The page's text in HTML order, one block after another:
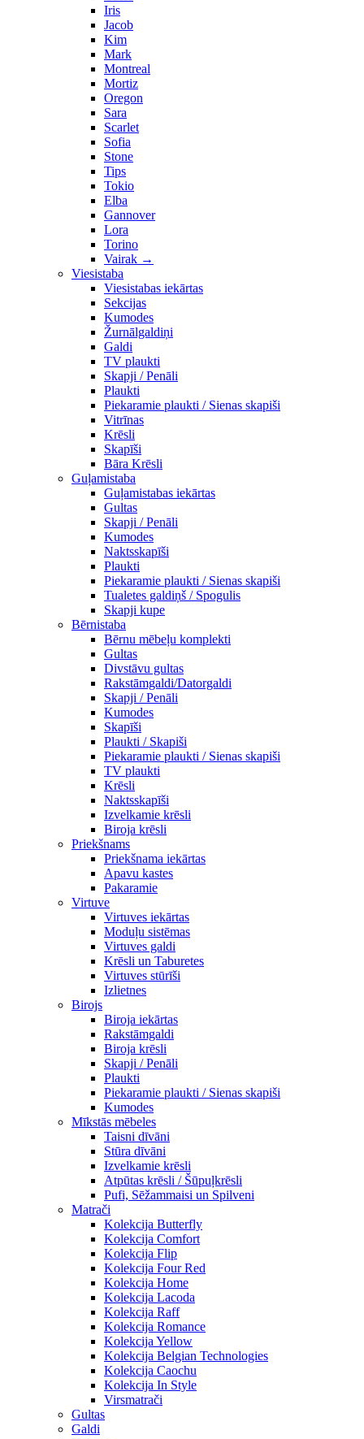
Iris
Jacob
Kim
Mark
Montreal
Mortiz
Oregon
Sara
Scarlet
Sofia
Stone
Tips
Tokio
Elba
Gannover
Lora
Torino
Vairak →
Viesistaba
Viesistabas iekārtas
Sekcijas
Kumodes
Žurnālgaldiņi
Galdi
TV plaukti
Skapji / Penāli
Plaukti
Piekaramie plaukti / Sienas skapiši
Vitrīnas
Krēsli
Skapīši
Bāra Krēsli
Guļamistaba
Guļamistabas iekārtas
Gultas
Skapji / Penāli
Kumodes
Naktsskapīši
Plaukti
Piekaramie plaukti / Sienas skapiši
Tualetes galdiņš / Spogulis
Skapji kupe
Bērnistaba
Bērnu mēbeļu komplekti
Gultas
Divstāvu gultas
Rakstāmgaldi/Datorgaldi
Skapji / Penāli
Kumodes
Skapīši
Plaukti / Skapiši
Piekaramie plaukti / Sienas skapiši
TV plaukti
Krēsli
Naktsskapīši
Izvelkamie krēsli
Biroja krēsli
Priekšnams
Priekšnama iekārtas
Apavu kastes
Pakaramie
Virtuve
Virtuves iekārtas
Moduļu sistēmas
Virtuves galdi
Krēsli un Taburetes
Virtuves stūrīši
Izlietnes
Birojs
Biroja iekārtas
Rakstāmgaldi
Biroja krēsli
Skapji / Penāli
Plaukti
Piekaramie plaukti / Sienas skapiši
Kumodes
Mīkstās mēbeles
Taisni dīvāni
Stūra dīvāni
Izvelkamie krēsli
Atpūtas krēsli / Šūpuļkrēsli
Pufi, Sēžammaisi un Spilveni
Matrači
Kolekcija Butterfly
Kolekcija Comfort
Kolekcija Flip
Kolekcija Four Red
Kolekcija Home
Kolekcija Lacoda
Kolekcija Raff
Kolekcija Romance
Kolekcija Yellow
Kolekcija Belgian Technologies
Kolekcija Caochu
Kolekcija In Style
Virsmatrači
Gultas
Galdi